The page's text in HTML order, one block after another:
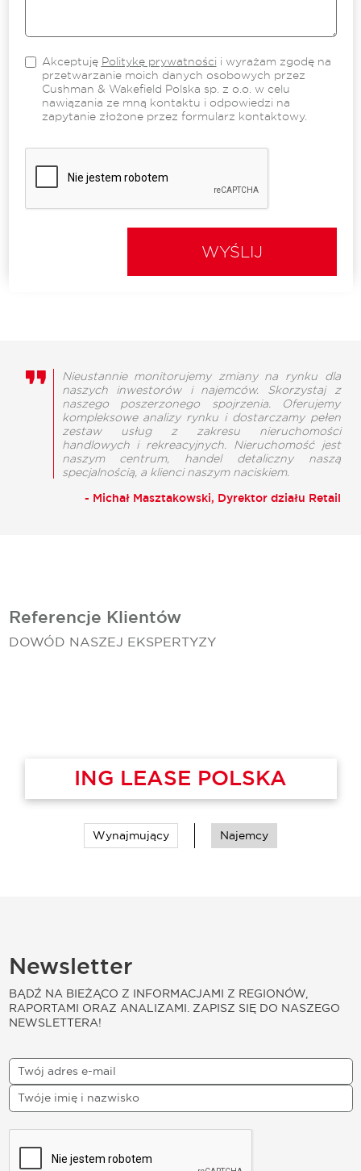
Akceptuję Politykę prywatnościi wyrażam zgodę na
przetwarzanie moich danych osobowych przez
Cushman & Wakefield Polska sp. z o.o. w celu
nawiązania ze mną kontaktu i odpowiedzi na
zapytanie złożone przez formularz kontaktowy.
WYŚLIJ
Nieustannie monitorujemy zmiany na rynku dla
naszych inwestorów i najemców. Skorzystaj z
naszego poszerzonego spojrzenia. Oferujemy
kompleksowe analizy rynku i dostarczamy pełen
zestaw usług z zakresu nieruchomości
handlowych i rekreacyjnych. Nieruchomość jest
naszym centrum, handel detaliczny naszą
specjalnością, a klienci naszym naciskiem.
- Michał Masztakowski, Dyrektor działu Retail
Referencje Klientów
DOWÓD NASZEJ EKSPERTYZY
ING LEASE POLSKA
Wynajmujący Najemcy
Newsletter
BĄDŹ NA BIEŻĄCO Z INFORMACJAMI Z REGIONÓW,
RAPORTAMI ORAZ ANALIZAMI. ZAPISZ SIĘ DO NASZEGO
NEWSLETTERA!